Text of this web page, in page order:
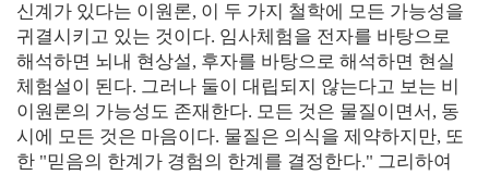
신계가 있다는 이원론, 이 두 가지 철학에 모든 가능성을
귀결시키고 있는 것이다. 임사체험을 전자를 바탕으로
해석하면 뇌내 현상설, 후자를 바탕으로 해석하면 현실
체험설이 된다. 그러나 둘이 대립되지 않는다고 보는 비
이원론의 가능성도 존재한다. 모든 것은 물질이면서, 동
시에 모든 것은 마음이다. 물질은 의식을 제약하지만, 또
한 "믿음의 한계가 경험의 한계를 결정한다." 그리하여